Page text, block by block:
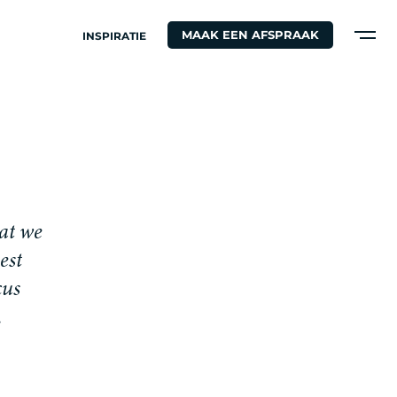
INSPIRATIE MAAK EEN AFSPRAAK
at we
est
us